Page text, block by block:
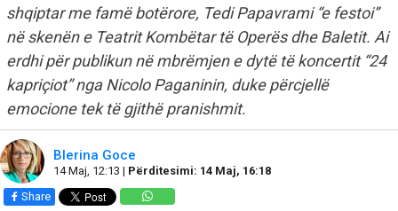
shqiptar me famë botërore, Tedi Papavrami “e festoi”
në skenën e Teatrit Kombëtar të Operës dhe Baletit. Ai
erdhi për publikun në mbrëmjen e dytë të koncertit “24
kapriçiot” nga Nicolo Paganinin, duke përcjellë
emocione tek të gjithë pranishmit.
Blerina Goce
14 Maj, 12:13 | Përditesimi: 14 Maj, 16:18
Share